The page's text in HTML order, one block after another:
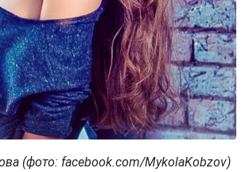
(фото: facebook.com/MykolaKobzov)